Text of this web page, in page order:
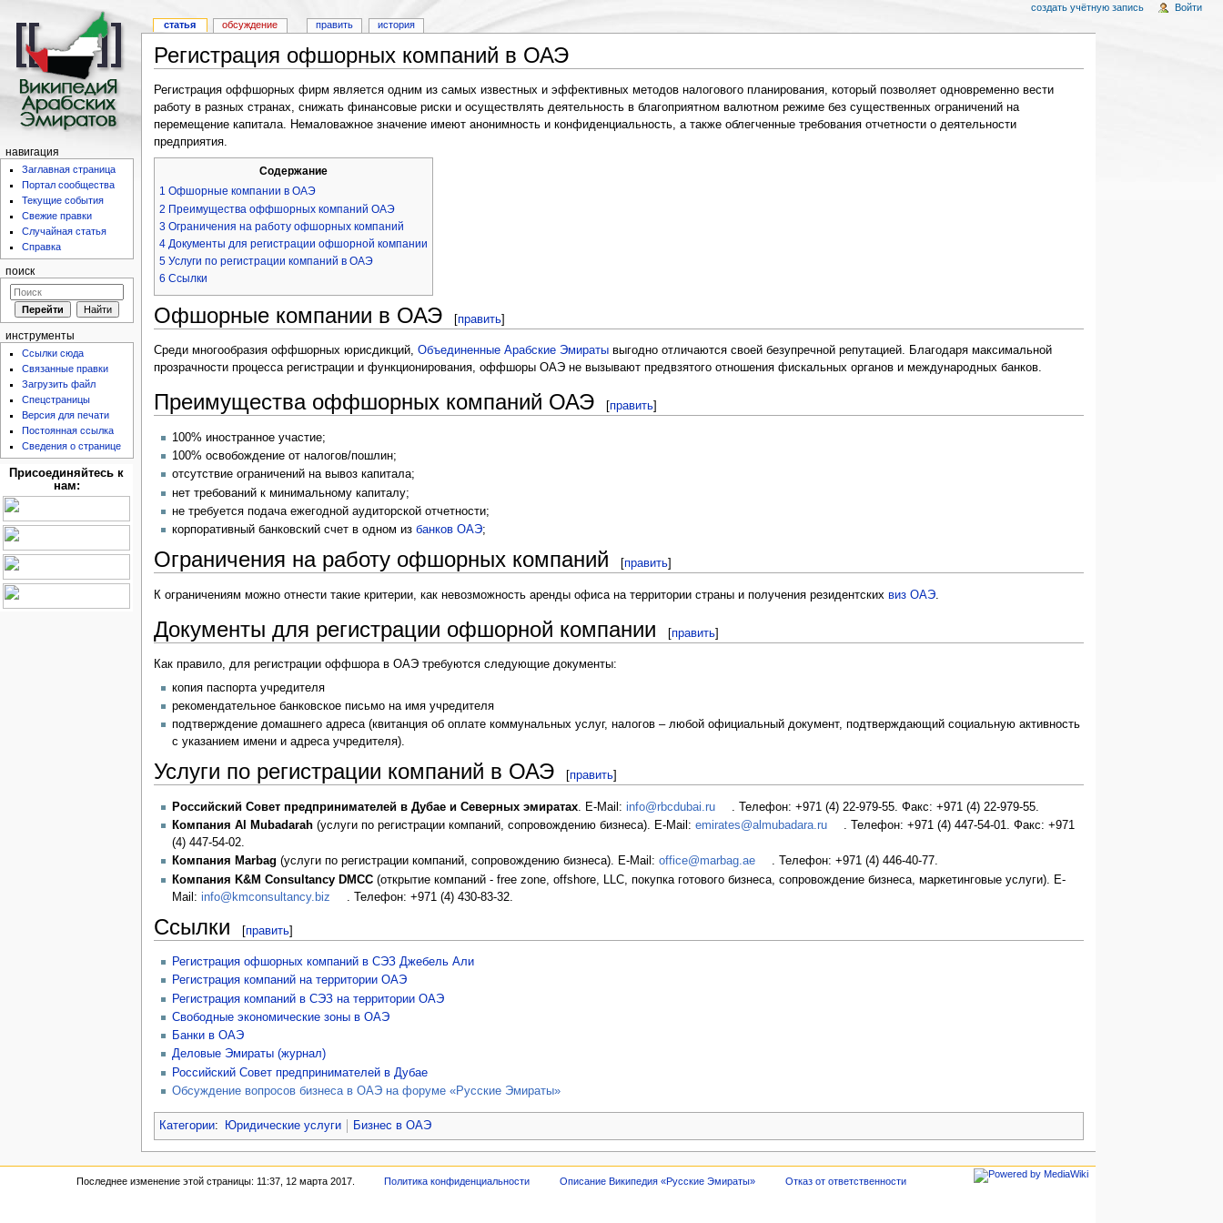
Регистрация офшорных компаний в ОАЭ
Регистрация оффшорных фирм является одним из самых известных и эффективных методов налогового планирования, который позволяет одновременно вести
работу в разных странах, снижать финансовые риски и осуществлять деятельность в благоприятном валютном режиме без существенных ограничений на
перемещение капитала. Немаловажное значение имеют анонимность и конфиденциальность, а также облегченные требования отчетности о деятельности
предприятия.
Содержание
1 Офшорные компании в ОАЭ
2 Преимущества оффшорных компаний ОАЭ
3 Ограничения на работу офшорных компаний
4 Документы для регистрации офшорной компании
5 Услуги по регистрации компаний в ОАЭ
6 Ссылки
Офшорные компании в ОАЭ [править]
Среди многообразия оффшорных юрисдикций, Объединенные Арабские Эмиратывыгодно отличаются своей безупречной репутацией. Благодаря максимальной
прозрачности процесса регистрации и функционирования, оффшоры ОАЭ не вызывают предвзятого отношения фискальных органов и международных банков.
Преимущества оффшорных компаний ОАЭ [править]
100% иностранное участие;
100% освобождение от налогов/пошлин;
отсутствие ограничений на вывоз капитала;
нет требований к минимальному капиталу;
не требуется подача ежегодной аудиторской отчетности;
корпоративный банковский счет в одном из банков ОАЭ;
Ограничения на работу офшорных компаний [править]
К ограничениям можно отнести такие критерии, как невозможность аренды офиса на территории страны и получения резидентских виз ОАЭ.
Документы для регистрации офшорной компании [править]
Как правило, для регистрации оффшора в ОАЭ требуются следующие документы:
копия паспорта учредителя
рекомендательное банковское письмо на имя учредителя
подтверждение домашнего адреса (квитанция об оплате коммунальных услуг, налогов – любой официальный документ, подтверждающий социальную активность
с указанием имени и адреса учредителя).
Услуги по регистрации компаний в ОАЭ [править]
Российский Совет предпринимателей в Дубае и Северных эмиратах. E-Mail: info@rbcdubai.ru
. Телефон: +971 (4) 22-979-55. Факс: +971 (4) 22-979-55.
Компания Al Mubadarah(услуги по регистрации компаний, сопровождению бизнеса). E-Mail: emirates@almubadara.ru
. Телефон: +971 (4) 447-54-01. Факс: +971
(4) 447-54-02.
Компания Marbag (услуги по регистрации компаний, сопровождению бизнеса). E-Mail: office@marbag.ae
. Телефон: +971 (4) 446-40-77.
Компания K&M Consultancy DMCC(открытие компаний - free zone, offshore, LLC, покупка готового бизнеса, сопровождение бизнеса, маркетинговые услуги). E-
Mail: info@kmconsultancy.biz . Телефон: +971 (4) 430-83-32.
Ссылки [править]
Регистрация офшорных компаний в СЭЗ Джебель Али
Регистрация компаний на территории ОАЭ
Регистрация компаний в СЭЗ на территории ОАЭ
Свободные экономические зоны в ОАЭ
Банки в ОАЭ
Деловые Эмираты (журнал)
Российский Совет предпринимателей в Дубае
Обсуждение вопросов бизнеса в ОАЭ на форуме «Русские Эмираты»
Категории: Юридические услуги Бизнес в ОАЭ
статья обсуждение править история
создать учётную запись Войти
навигация
Заглавная страница
Портал сообщества
Текущие события
Свежие правки
Случайная статья
Справка
поиск
инструменты
Ссылки сюда
Связанные правки
Загрузить файл
Спецстраницы
Версия для печати
Постоянная ссылка
Сведения о странице
Присоединяйтесь к
нам:
Последнее изменение этой страницы: 11:37, 12 марта 2017. Политика конфиденциальности Описание Википедия «Русские Эмираты» Отказ от ответственности